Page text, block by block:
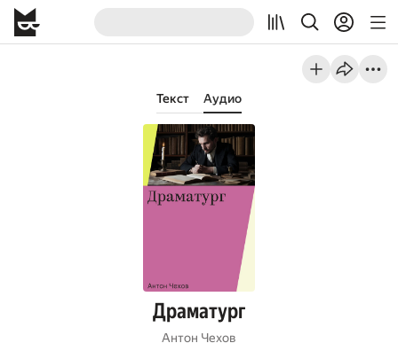
Текст Аудио
Драматург
Антон Чехов